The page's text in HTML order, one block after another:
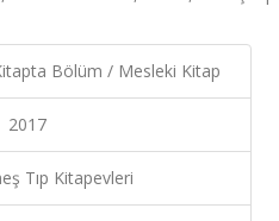
Bölüm / Mesleki Kitap
2017
Tıp Kitapevleri